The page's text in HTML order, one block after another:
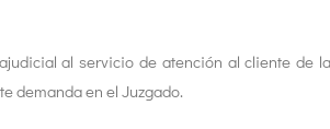
al servicio de atención al cliente de
demanda en el Juzgado.